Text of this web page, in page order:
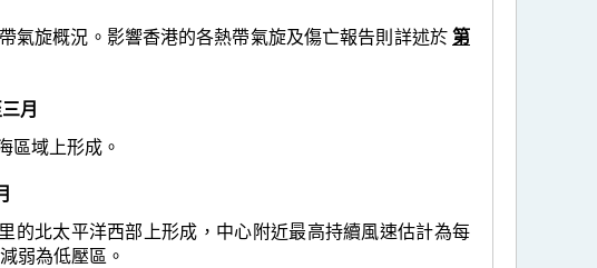
氣旋概況。影響香港的各熱帶氣旋及傷亡報告則詳述於 第
月
區域上形成。
的北太平洋西部上形成，中心附近最高持續風速估計為每
弱為低壓區。